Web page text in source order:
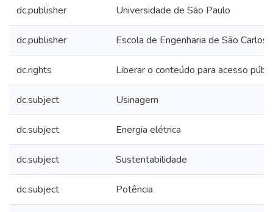
dc.publisher Universidade de São Paulo
dc.publisher Escola de Engenharia de São Carlos
dc.rights Liberar o conteúdo para acesso
dc.subject Usinagem
dc.subject Energia elétrica
dc.subject Sustentabilidade
dc.subject Potência